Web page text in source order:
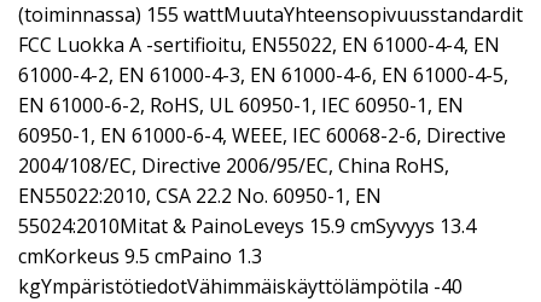
(toiminnassa) 155 wattMuutaYhteensopivuusstandardit
FCC Luokka A -sertifioitu, EN55022, EN 61000-4-4, EN
61000-4-2, EN 61000-4-3, EN 61000-4-6, EN 61000-4-5,
EN 61000-6-2, RoHS, UL 60950-1, IEC 60950-1, EN
60950-1, EN 61000-6-4, WEEE, IEC 60068-2-6, Directive
2004/108/EC, Directive 2006/95/EC, China RoHS,
EN55022:2010, CSA 22.2 No. 60950-1, EN
55024:2010Mitat & PainoLeveys 15.9 cmSyvyys 13.4
cmKorkeus 9.5 cmPaino 1.3
kgYmpäristötiedotVähimmäiskäyttölämpötila -40